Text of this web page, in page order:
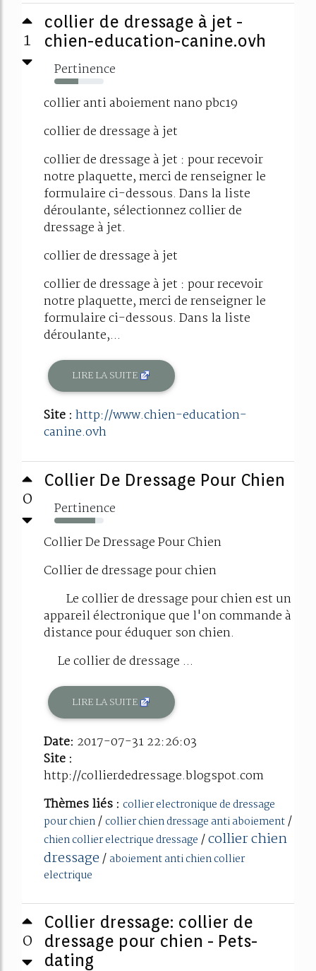
1
collier de dressage à jet -
chien-education-canine.ovh
Pertinence
48%
collier anti aboiement nano pbc19
collier de dressage à jet
collier de dressage à jet : pour recevoir
notre plaquette, merci de renseigner le
formulaire ci-dessous. Dans la liste
déroulante, sélectionnez collier de
dressage à jet.
collier de dressage à jet
collier de dressage à jet : pour recevoir
notre plaquette, merci de renseigner le
formulaire ci-dessous. Dans la liste
déroulante,...
LIRE LA SUITE
Site : http://www.chien-education-
canine.ovh
0
Collier De Dressage Pour Chien
Pertinence
83%
Collier De Dressage Pour Chien
Collier de dressage pour chien
Le collier de dressage pour chien est un
appareil électronique que l'on commande à
distance pour éduquer son chien.
Le collier de dressage ...
LIRE LA SUITE
Date: 2017-07-31 22:26:03
Site :
http://collierdedressage.blogspot.com
Thèmes liés : collier electronique de dressage
pour chien/ collier chien dressage anti aboiement/
chien collier electrique dressage /collier chien
dressage/ aboiement anti chien collier
electrique
0
Collier dressage: collier de
dressage pour chien - Pets-
dating